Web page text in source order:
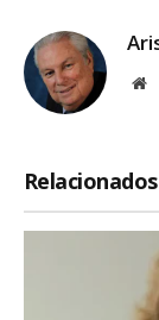
Relacionados